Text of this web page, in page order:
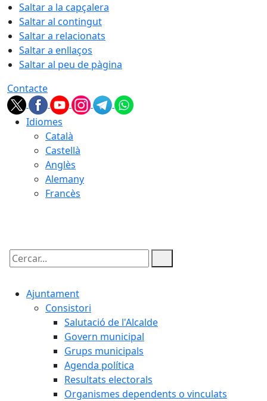
Saltar a la capçalera
Saltar al contingut
Saltar a relacionats
Saltar a enllaços
Saltar al peu de pàgina
Contacte
Idiomes
Català
Castellà
Anglès
Alemany
Francès
Cercar:
Ajuntament
Consistori
Salutació de l'Alcalde
Govern municipal
Grups municipals
Agenda política
Resultats electorals
Organismes dependents o vinculats